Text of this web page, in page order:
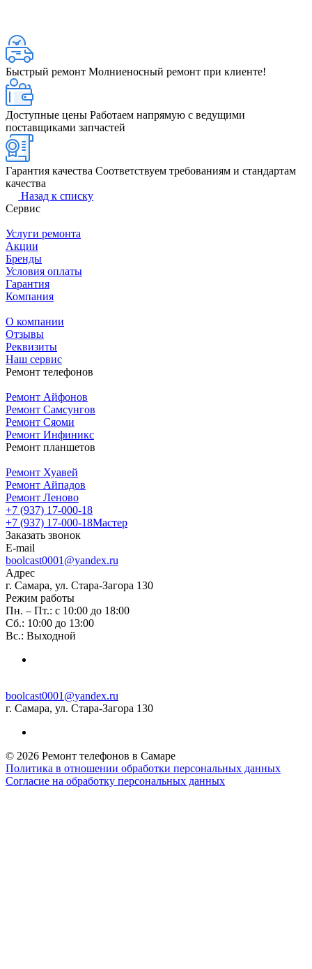
Быстрый ремонт Молниеносный ремонт при клиенте!
Доступные цены Работаем напрямую с ведущими
поставщиками запчастей
Гарантия качества Соответствуем требованиям и стандартам
качества
Назад к списку
Сервис
Услуги ремонта
Акции
Бренды
Условия оплаты
Гарантия
Компания
О компании
Отзывы
Реквизиты
Наш сервис
Ремонт телефонов
Ремонт Айфонов
Ремонт Самсунгов
Ремонт Сяоми
Ремонт Инфиникс
Ремонт планшетов
Ремонт Хуавей
Ремонт Айпадов
Ремонт Леново
+7 (937) 17-000-18
+7 (937) 17-000-18Мастер
Заказать звонок
E-mail
boolcast0001@yandex.ru
Адрес
г. Самара, ул. Стара-Загора 130
Режим работы
Пн. – Пт.: с 10:00 до 18:00
Сб.: 10:00 до 13:00
Вс.: Выходной
boolcast0001@yandex.ru
г. Самара, ул. Стара-Загора 130
© 2026 Ремонт телефонов в Самаре
Политика в отношении обработки персональных данных
Согласие на обработку персональных данных